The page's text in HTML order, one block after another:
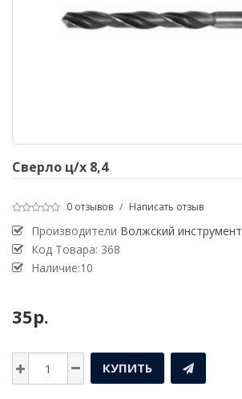
Сверло ц/х 8,4
0 отзывов / Написать отзыв
Производители Волжский инструмент
Код Товара: 368
Наличие:10
35р.
КУПИТЬ